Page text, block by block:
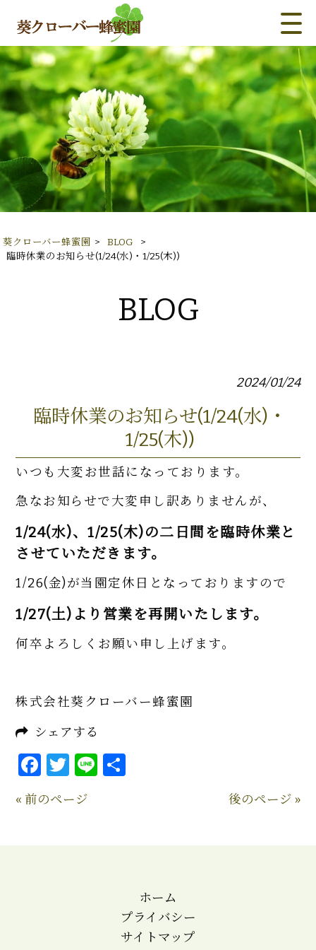
葵クローバー蜂蜜園 > BLOG
>
臨時休業のお知らせ(1/24(水)・1/25(木))
BLOG
2024/01/24
臨時休業のお知らせ(1/24(水)・
1/25(木))
いつも大変お世話になっております。
急なお知らせで大変申し訳ありませんが、
1/24(水)、1/25(木)の二日間を臨時休業と
させていただきます。
1/26(金)が当園定休日となっておりますので
1/27(土)より営業を再開いたします。
何卒よろしくお願い申し上げます。
株式会社葵クローバー蜂蜜園
シェアする
Facebook
Twitter
Line
« 前のページ 後のページ »
ホーム
プライバシー
サイトマップ